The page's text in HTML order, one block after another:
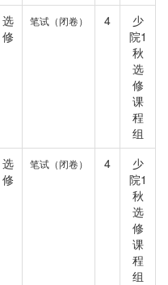
选
修
笔试（闭卷） 4
少
院1
秋
选
修
课
程
组
选
修
笔试（闭卷） 4
少
院1
秋
选
修
课
程
组